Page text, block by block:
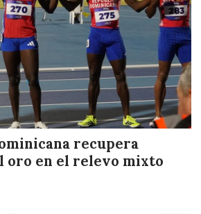
recupera
oro en el relevo mixto